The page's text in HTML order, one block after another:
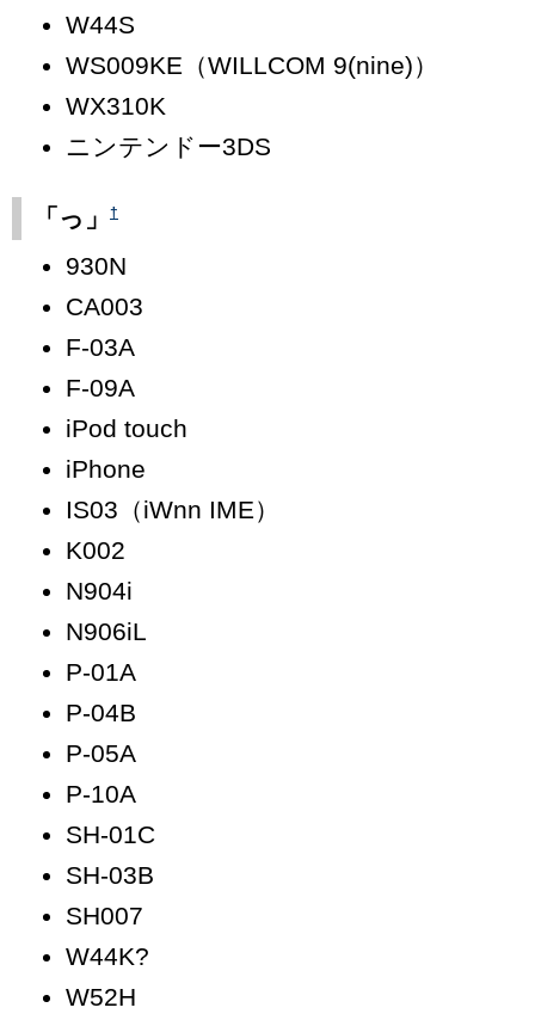
W44S
WS009KE（WILLCOM 9(nine)）
WX310K
ニンテンドー3DS
「っ」 †
930N
CA003
F-03A
F-09A
iPod touch
iPhone
IS03（iWnn IME）
K002
N904i
N906iL
P-01A
P-04B
P-05A
P-10A
SH-01C
SH-03B
SH007
W44K?
W52H